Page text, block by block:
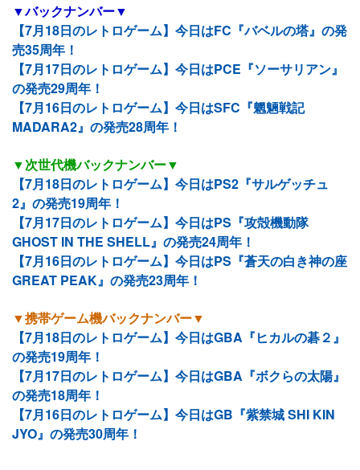
▼バックナンバー▼
【7月18日のレトロゲーム】今日はFC『バベルの塔』の発
売35周年！
【7月17日のレトロゲーム】今日はPCE『ソーサリアン』
の発売29周年！
【7月16日のレトロゲーム】今日はSFC『魍魎戦記
MADARA2』の発売28周年！
▼次世代機バックナンバー▼
【7月18日のレトロゲーム】今日はPS2『サルゲッチュ
2』の発売19周年！
【7月17日のレトロゲーム】今日はPS『攻殻機動隊
GHOST IN THE SHELL』の発売24周年！
【7月16日のレトロゲーム】今日はPS『蒼天の白き神の座
GREAT PEAK』の発売23周年！
▼携帯ゲーム機バックナンバー▼
【7月18日のレトロゲーム】今日はGBA『ヒカルの碁２』
の発売19周年！
【7月17日のレトロゲーム】今日はGBA『ボクらの太陽』
の発売18周年！
【7月16日のレトロゲーム】今日はGB『紫禁城 SHI KIN
JYO』の発売30周年！